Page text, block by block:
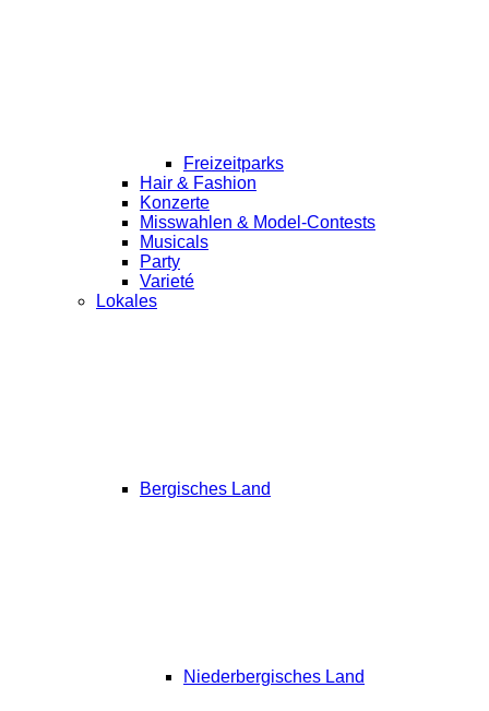
Freizeitparks
Hair & Fashion
Konzerte
Misswahlen & Model-Contests
Musicals
Party
Varieté
Lokales
Bergisches Land
Niederbergisches Land